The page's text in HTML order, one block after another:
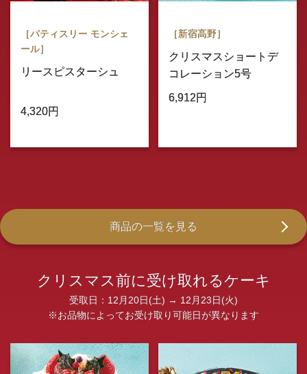
［パティスリー モンシェ
ール］
リースピスターシュ
4,320円
［新宿高野］
クリスマスショートデ
コレーション5号
6,912円
商品の一覧を見る
クリスマス前に受け取れるケーキ
受取日：12月20日(土) → 12月23日(火)
※お品物によってお受け取り可能日が異なります